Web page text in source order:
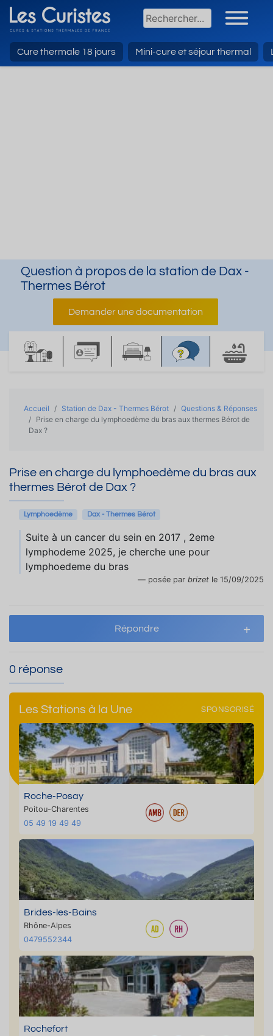
Cure thermale 18 jours Mini-cure et séjour thermal
Question à propos de la station de Dax -
Thermes Bérot
Demander une documentation
Accueil Station de Dax - Thermes Bérot
Questions & Réponses
Prise en charge du lymphoedème du bras aux thermes Bérot de
Dax ?
Prise en charge du lymphoedème du bras aux
thermes Bérot de Dax ?
Lymphoedème Dax - Thermes Bérot
Suite à un cancer du sein en 2017 , 2eme
lymphodeme 2025, je cherche une pour
lymphoedeme du bras
posée par brizet le 15/09/2025
Répondre
0 réponse
Les Stations à la Une SPONSORISÉ
Roche-Posay
Poitou-Charentes
05 49 19 49 49
Brides-les-Bains
Rhône-Alpes
0479552344
Rochefort